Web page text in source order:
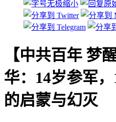
【中共百年 梦
华：14岁参军
的启蒙与幻灭